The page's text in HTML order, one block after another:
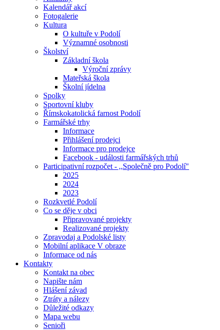
Kalendář akcí
Fotogalerie
Kultura
O kultuře v Podolí
Významné osobnosti
Školství
Základní škola
Výroční zprávy
Mateřská škola
Školní jídelna
Spolky
Sportovní kluby
Římskokatolická farnost Podolí
Farmářské trhy
Informace
Přihlášení prodejci
Informace pro prodejce
Facebook - události farmářských trhů
Participativní rozpočet - ,,Společně pro Podolí"
2025
2024
2023
Rozkvetlé Podolí
Co se děje v obci
Připravované projekty
Realizované projekty
Zpravodaj a Podolské listy
Mobilní aplikace V obraze
Informace od nás
Kontakty
Kontakt na obec
Napište nám
Hlášení závad
Ztráty a nálezy
Důležité odkazy
Mapa webu
Senioři